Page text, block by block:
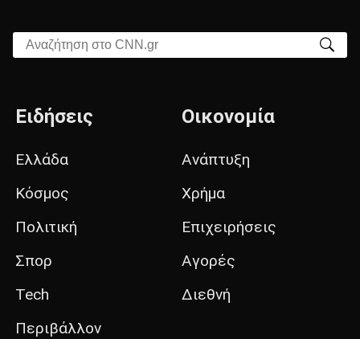
Αναζήτηση στο CNN.gr
Ειδήσεις
Ελλάδα
Κόσμος
Πολιτική
Σπορ
Tech
Περιβάλλον
Οικονομία
Ανάπτυξη
Χρήμα
Επιχειρήσεις
Αγορές
Διεθνή